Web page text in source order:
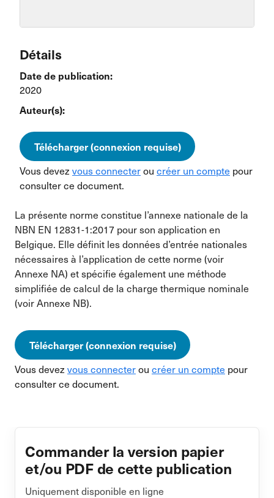
Détails
Date de publication:
2020
Auteur(s):
Télécharger (connexion requise)
Vous devez vous connecterou créer un compte pour
consulter ce document.
La présente norme constitue l’annexe nationale de la
NBN EN 12831-1:2017 pour son application en
Belgique. Elle définit les données d’entrée nationales
nécessaires à l’application de cette norme (voir
Annexe NA) et spécifie également une méthode
simplifiée de calcul de la charge thermique nominale
(voir Annexe NB).
Télécharger (connexion requise)
Vous devez vous connecterou créer un compte pour
consulter ce document.
Commander la version papier
et/ou PDF de cette publication
Uniquement disponible en ligne